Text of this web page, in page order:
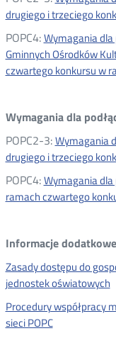
drugiego i trzeciego
POPC4:Wymagania
Gminnych Ośrodków
czwartego konkursu w
Wymagania dla
POPC2-3:Wymagania
drugiego i trzeciego
POPC4:Wymagania
ramach czwartego
Informacje dodatkowe
Zasady dostępu do
jednostek oświatowych
Procedury współpracy
sieci POPC